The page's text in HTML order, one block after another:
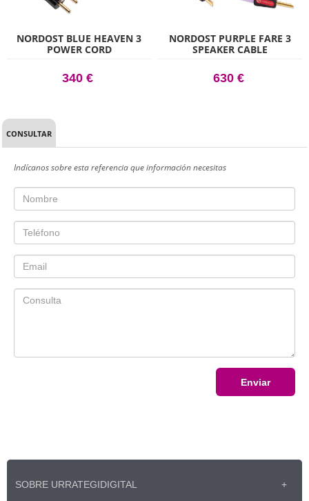
NORDOST BLUE HEAVEN 3
POWER CORD
340 €
NORDOST PURPLE FARE 3
SPEAKER CABLE
630 €
CONSULTAR
Indícanos sobre esta referencia que información necesitas
Enviar
SOBRE URRATEGIDIGITAL